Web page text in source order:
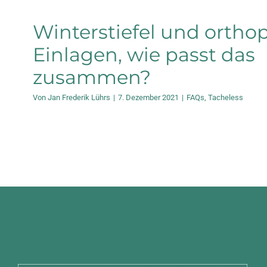
Winterstiefel und
Einlagen, wie passt das
zusammen?
Von Jan Frederik Lührs | 7. Dezember 2021 | FAQs Tacheless